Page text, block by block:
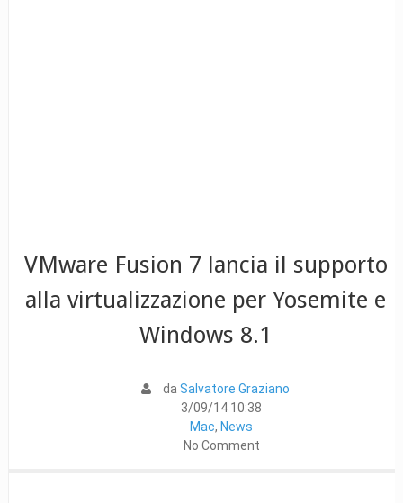
VMware Fusion 7 lancia il supporto
alla virtualizzazione per Yosemite e
Windows 8.1
daSalvatore Graziano
3/09/14 10:38
Mac, News
No Comment